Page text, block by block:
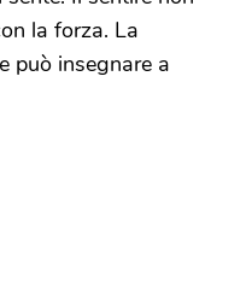
la forza. La
può insegnare a